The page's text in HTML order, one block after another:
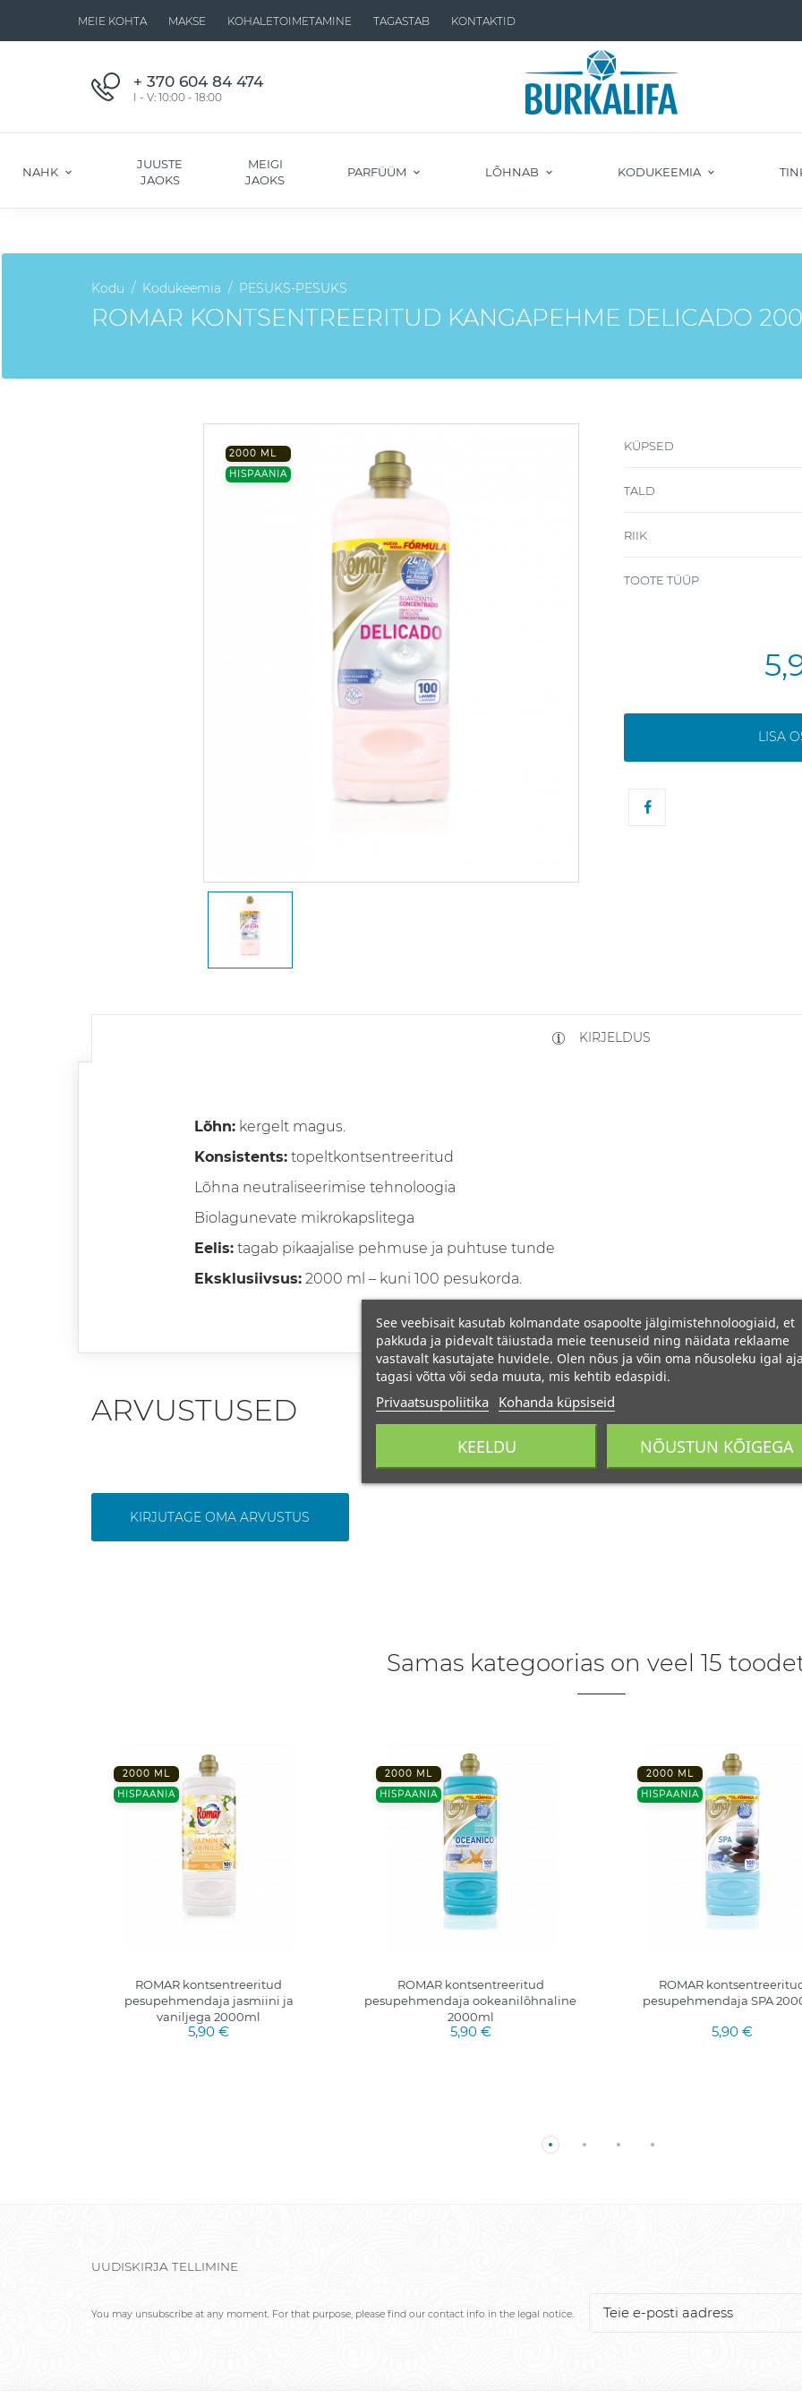
MEIE KOHTA MAKSE KOHALETOIMETAMINE TAGASTAB KONTAKTID
+ 370 604 84 474
I - V: 10:00 - 18:00
NAHK
JUUSTE
JAOKS
MEIGI
JAOKS
PARFÜÜM LÕHNAB KODUKEEMIA
Kodu Kodukeemia PESUKS-PESUKS
ROMAR KONTSENTREERITUD KANGAPEHME DELICADO
2000 ML
HISPAANIA
KÜPSED
TALD
RIIK
TOOTE TÜÜP
LISA
KIRJELDUS
Lõhn: kergelt magus.
Konsistents: topeltkontsentreeritud
Lõhna neutraliseerimise tehnoloogia
Biolagunevate mikrokapslitega
Eelis: tagab pikaajalise pehmuse ja puhtuse tunde
Eksklusiivsus: 2000 ml – kuni 100 pesukorda.
ARVUSTUSED
KIRJUTAGE OMA ARVUSTUS
Samas kategoorias on veel 15
2000 ML
HISPAANIA
ROMAR kontsentreeritud
pesupehmendaja jasmiini ja
vaniljega 2000ml
5,90 €
2000 ML
HISPAANIA
ROMAR kontsentreeritud
pesupehmendaja ookeanilõhnaline
2000ml
5,90 €
2000 ML
HISPAANIA
ROMAR
pesupehmendaja SPA
5,90 €
UUDISKIRJA TELLIMINE
You may unsubscribe at any moment. For that purpose, please find our contact info in the legal notice.
See veebisait kasutab kolmandate osapoolte jälgimistehnoloogiaid, et
pakkuda ja pidevalt täiustada meie teenuseid ning näidata reklaame
vastavalt kasutajate huvidele. Olen nõus ja võin oma nõusoleku igal
tagasi võtta või seda muuta, mis kehtib edaspidi.
Privaatsuspoliitika Kohanda küpsiseid
KEELDU NÕUSTUN KÕIGEGA